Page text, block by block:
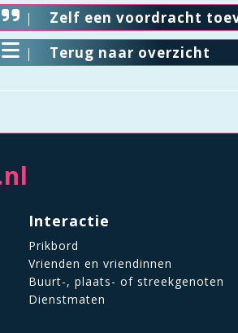
Zelf een voordracht
Terug naar overzicht
Interactie
Prikbord
Vrienden en vriendinnen
Buurt-, plaats- of streekgenoten
Dienstmaten